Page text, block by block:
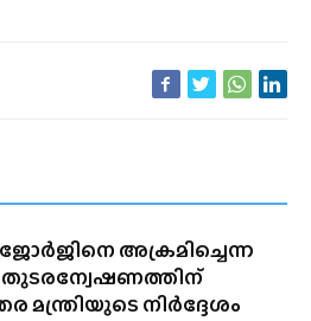
അക്രമിച്ചെന്ന
മന്ത്രിയുടെ നിർദ്ദേശം